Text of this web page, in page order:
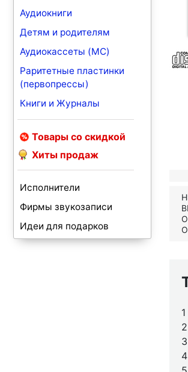
Аудиокниги
Детям и родителям
Аудиокассеты (MC)
Раритетные пластинки
(первопрессы)
Книги и Журналы
Товары со скидкой
Хиты продаж
Исполнители
Фирмы звукозаписи
Идеи для подарков